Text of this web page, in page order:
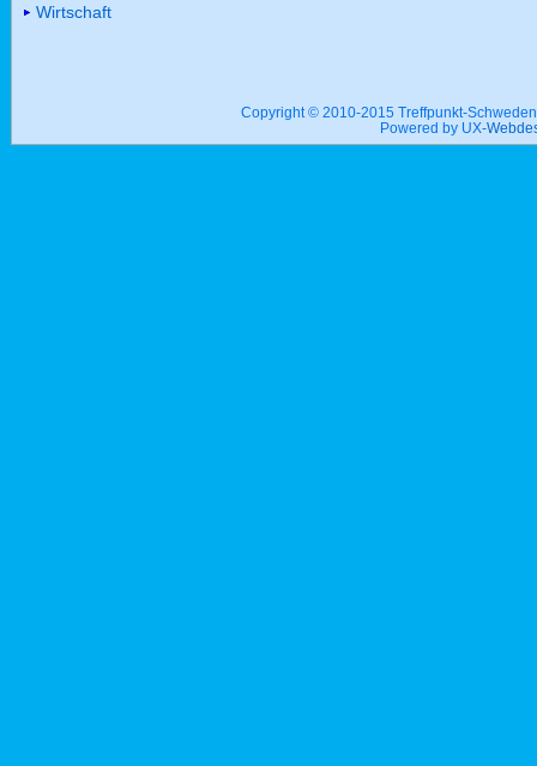
Wirtschaft
Copyright © 2010-2015 Treffpunkt-
Powered by UX-